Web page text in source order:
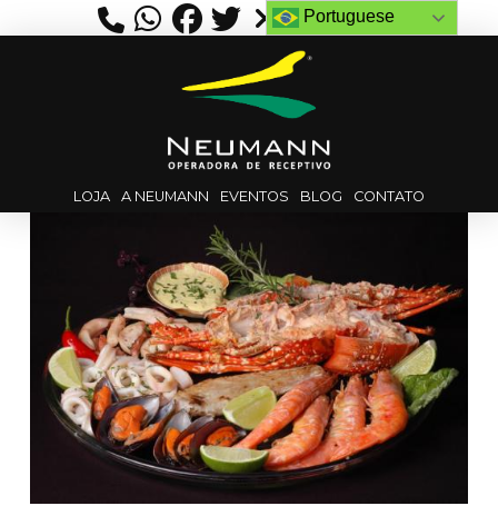
LOJA A NEUMANN EVENTOS BLOG CONTATO
Portuguese